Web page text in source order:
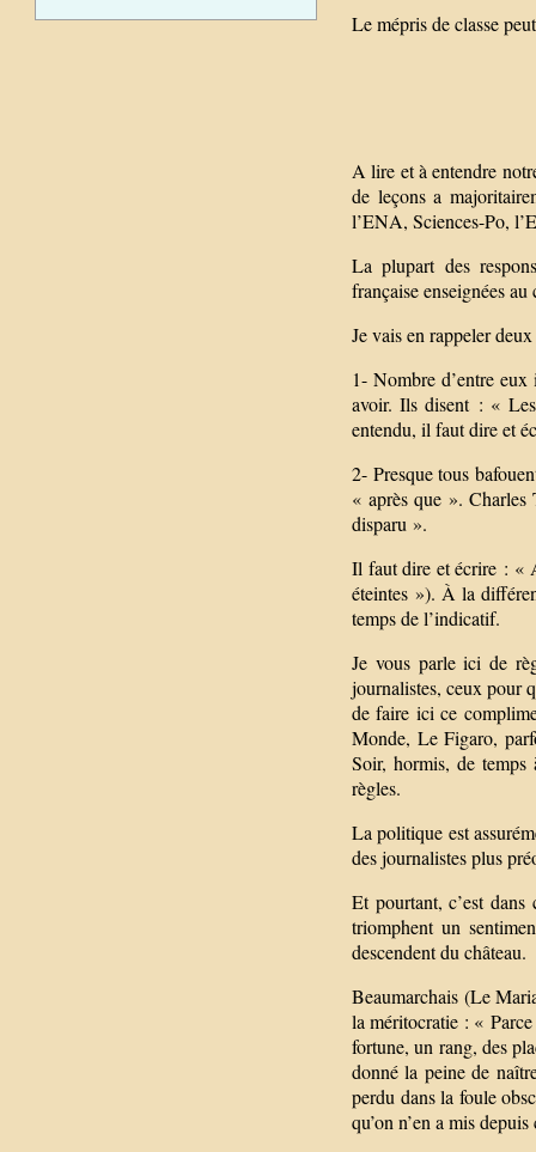
Le mépris de classe
A lire et à entendre
de leçons a
l’ENA, Sciences-Po,
La plupart des
française enseignées au
Je vais en rappeler
1- Nombre d’entre
avoir. Ils disent : «
entendu, il faut dire et
2- Presque tous
« après que ».
disparu ».
Il faut dire et écrire : «
éteintes »). À la
temps de l’indicatif.
Je vous parle ici de
journalistes, ceux pour
de faire ici ce
Monde, Le Figaro,
Soir, hormis, de temps
règles.
La politique est
des journalistes plus
Et pourtant, c’est
triomphent un
descendent du château.
Beaumarchais (Le
la méritocratie : «
fortune, un rang, des
donné la peine de
perdu dans la foule
qu’on n’en a mis